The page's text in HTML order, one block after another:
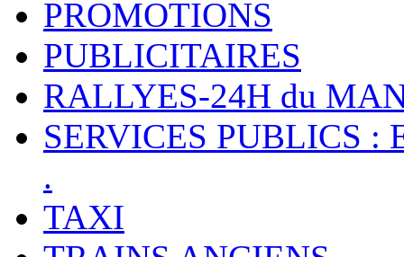
PROMOTIONS
PUBLICITAIRES
RALLYES-24H du
SERVICES PUBLICS :
.
TAXI